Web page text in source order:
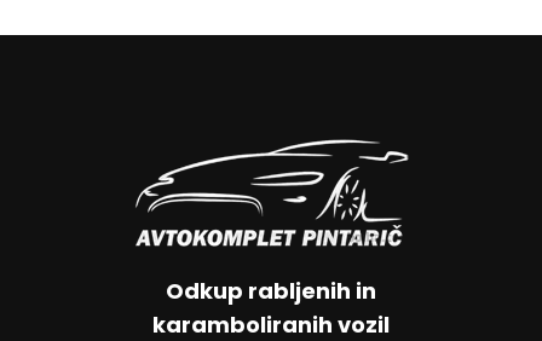
Odkup rabljenih in
karamboliranih vozil